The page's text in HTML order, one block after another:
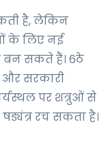
है, लेकिन
के लिए नई
बन सकते हैं। 6ठे
और सरकारी
पर शत्रुओं से
रच सकता है।